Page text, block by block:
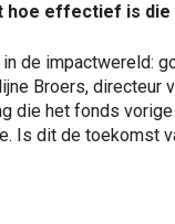
hoe effectief is die
de impactwereld:
Broers, directeur
die het fonds
Is dit de toekomst